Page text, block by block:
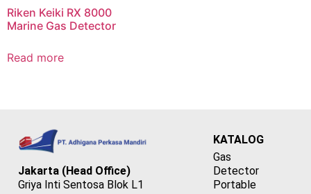
Riken Keiki RX 8000
Marine Gas Detector
Read more
Jakarta (Head Office)
Griya Inti Sentosa Blok L1
KATALOG
Gas
Detector
Portable